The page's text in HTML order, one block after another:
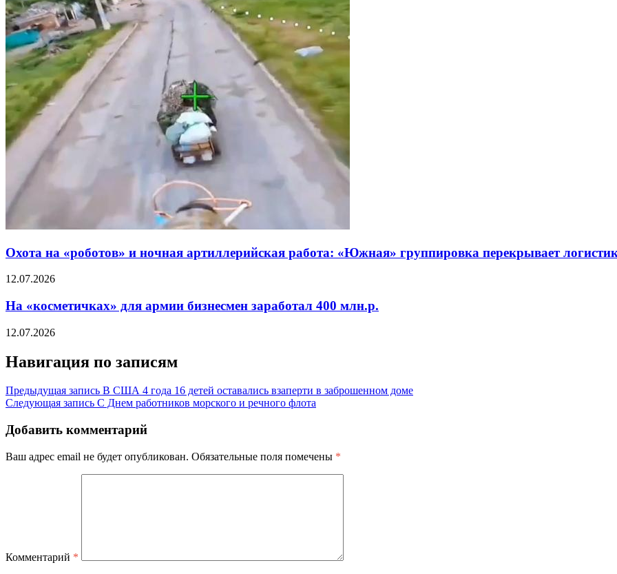
Охота на «роботов» и ночная артиллерийская работа: «Южная» группировка перекрывает
12.07.2026
На «косметичках» для армии бизнесмен заработал 400 млн.р.
12.07.2026
Навигация по записям
Предыдущая запись В США 4 года 16 детей оставались взаперти в заброшенном доме
Следующая запись С Днем работников морского и речного флота
Добавить комментарий
Ваш адрес email не будет опубликован. Обязательные поля помечены *
Комментарий *